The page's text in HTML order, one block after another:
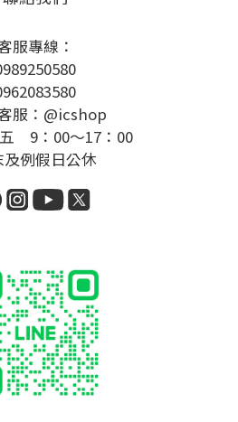
服專線：
服：@icshop
9：00～17：00
及例假日公休